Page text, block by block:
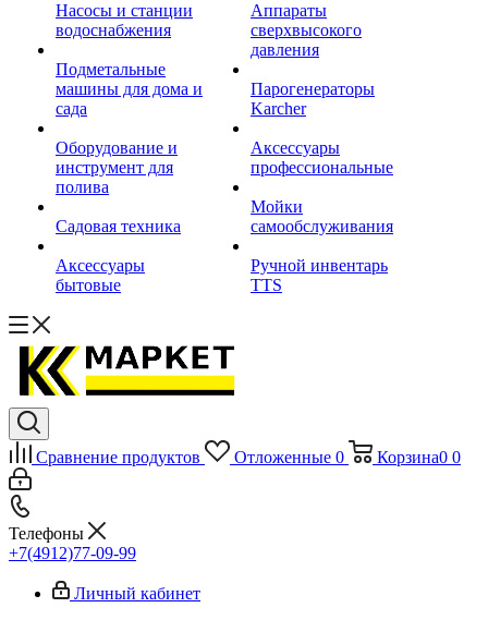
Насосы и станции
водоснабжения
Подметальные
машины для дома и
сада
Оборудование и
инструмент для
полива
Садовая техника
Аксессуары
бытовые
Аппараты
сверхвысокого
давления
Парогенераторы
Karcher
Аксессуары
профессиональные
Мойки
самообслуживания
Ручной инвентарь
TTS
Сравнение продуктов Отложенные 0 Корзина0 0
Телефоны
+7(4912)77-09-99
Личный кабинет